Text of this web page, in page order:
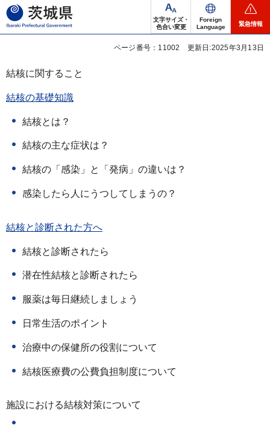
茨城県
文字サイズ・
色合い変更
Foreign
Language
緊急情報
ページ番号：11002 更新日:2025年3月13日
結核に関すること
結核の基礎知識
結核とは？
結核の主な症状は？
結核の「感染」と「発病」の違いは？
感染したら人にうつしてしまうの？
結核と診断された方へ
結核と診断されたら
潜在性結核と診断されたら
服薬は毎日継続しましょう
日常生活のポイント
治療中の保健所の役割について
結核医療費の公費負担制度について
施設における結核対策について